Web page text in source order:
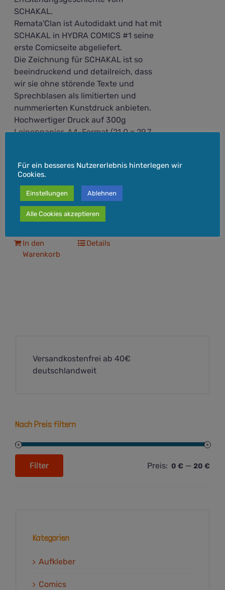
SCHAKAL.
Remata'Clan ist Autodidakt und hat mit
SCHAKAL in HYDRA COMICS #1 seine
erste Comicseite abgeliefert.
Die Zeichnung für SCHAKAL ist so
beeindruckend und detailreich, dass
wir sie ohne störende Texte und
Sprechblasen als limitierten und
nummerierten Kunstdruck anbieten.
Hochwertiger Druck auf 300g
Leinenpapier. A4-Format (21,0 x 29,7
nummeriert.
inkl. 19 % MwSt.
zzgl.
Versandkosten
Lieferzeit:3-5 Werktage
In den
Warenkorb
Details
Versandkostenfrei ab 40€
deutschlandweit
Nach Preis filtern
Max.
Filter Preis: 0 € — 20 €
Kategorien
Aufkleber
Comics
Für ein besseres Nutzererlebnis hinterlegen wir
Cookies.
Einstellungen Ablehnen
Alle Cookies akzeptieren